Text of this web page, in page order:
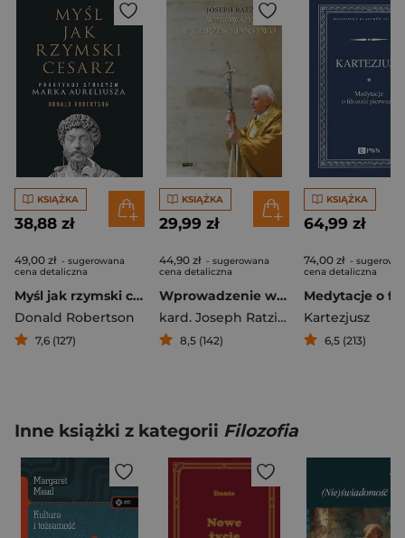
KSIĄŻKA
38,88 zł
49,00 zł - sugerowana
cena detaliczna
Myśl jak rzymski cesarz Praktykuj stoicyzm Marka Aureliusza
Donald Robertson
7,6 (127)
KSIĄŻKA
29,99 zł
44,90 zł - sugerowana
cena detaliczna
Wprowadzenie w chrześcijaństwo
kard. Joseph Ratzinger
8,5 (142)
KSIĄŻKA
64,99 zł
74,00 zł -
cena detaliczna
Kartezjusz
6,5 (213)
Inne książki z kategorii Filozofia